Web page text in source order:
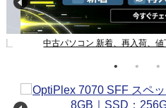
中古パソコン 新着、再入荷、